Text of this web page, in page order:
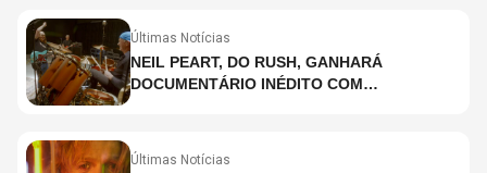
Últimas Notícias
NEIL PEART, DO RUSH, GANHARÁ
DOCUMENTÁRIO INÉDITO COM
Últimas Notícias